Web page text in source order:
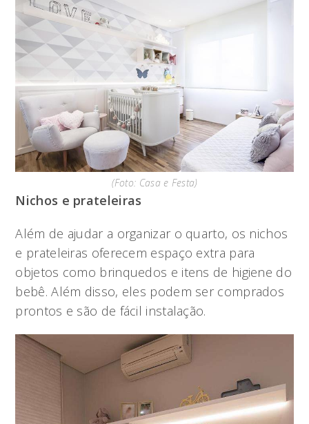
(Foto: Casa e Festa)
Nichos e prateleiras
Além de ajudar a organizar o quarto, os nichos
e prateleiras oferecem espaço extra para
objetos como brinquedos e itens de higiene do
bebê. Além disso, eles podem ser comprados
prontos e são de fácil instalação.